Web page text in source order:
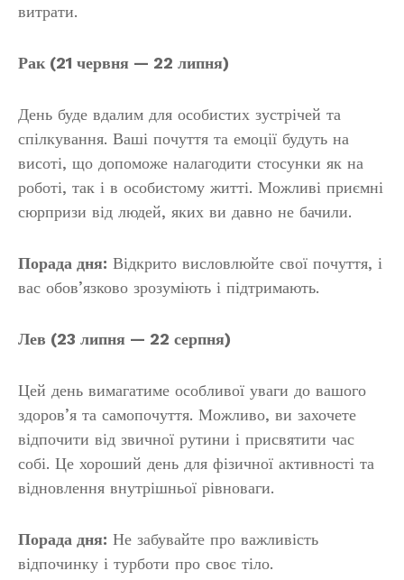
витрати.
Рак (21 червня — 22 липня)
День буде вдалим для особистих зустрічей та
спілкування. Ваші почуття та емоції будуть на
висоті, що допоможе налагодити стосунки як на
роботі, так і в особистому житті. Можливі приємні
сюрпризи від людей, яких ви давно не бачили.
Порада дня: Відкрито висловлюйте свої почуття, і
вас обов’язково зрозуміють і підтримають.
Лев (23 липня — 22 серпня)
Цей день вимагатиме особливої уваги до вашого
здоров’я та самопочуття. Можливо, ви захочете
відпочити від звичної рутини і присвятити час
собі. Це хороший день для фізичної активності та
відновлення внутрішньої рівноваги.
Порада дня: Не забувайте про важливість
відпочинку і турботи про своє тіло.